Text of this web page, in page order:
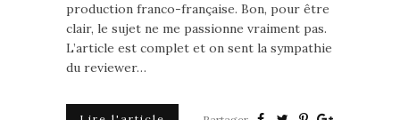
production franco-française. Bon, pour être
clair, le sujet ne me passionne vraiment pas.
L’article est complet et on sent la sympathie
du reviewer…